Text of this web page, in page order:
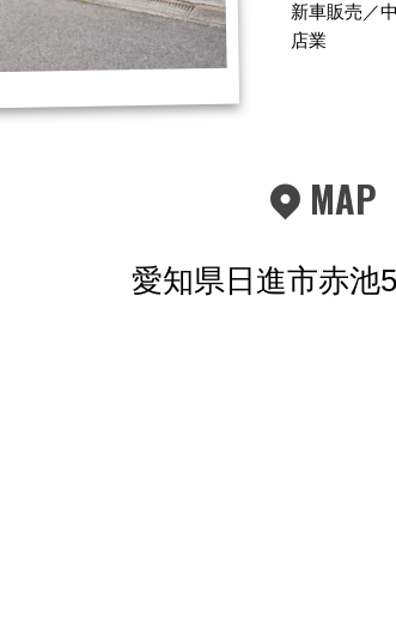
新車販売／
店業
MAP
愛知県日進市赤池